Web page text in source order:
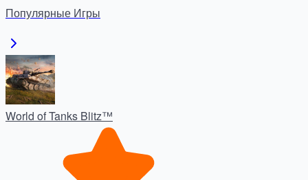
apkdock.com!
Популярные Игры
World of Tanks Blitz™